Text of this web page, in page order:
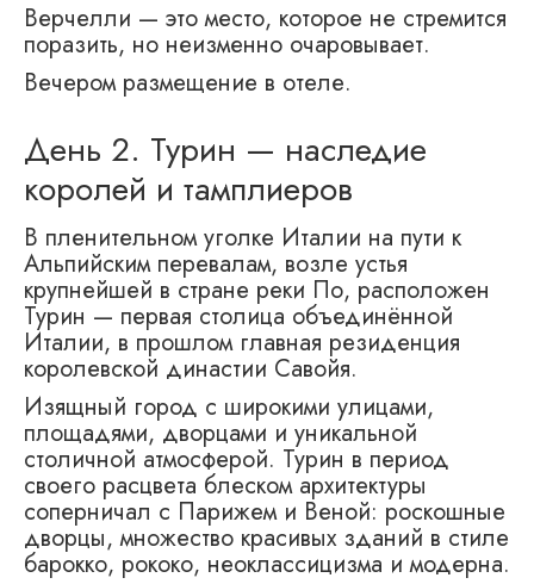
Верчелли — это место, которое не стремится
поразить, но неизменно очаровывает.
Вечером размещение в отеле.
День 2. Турин — наследие
королей и тамплиеров
В пленительном уголке Италии на пути к
Альпийским перевалам, возле устья
крупнейшей в стране реки По, расположен
Турин — первая столица объединённой
Италии, в прошлом главная резиденция
королевской династии Савойя.
Изящный город с широкими улицами,
площадями, дворцами и уникальной
столичной атмосферой. Турин в период
своего расцвета блеском архитектуры
соперничал с Парижем и Веной: роскошные
дворцы, множество красивых зданий в стиле
барокко, рококо, неоклассицизма и модерна.